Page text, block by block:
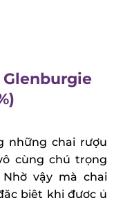
chai rượu
cùng chú trọng
vậy mà chai
biệt khi được